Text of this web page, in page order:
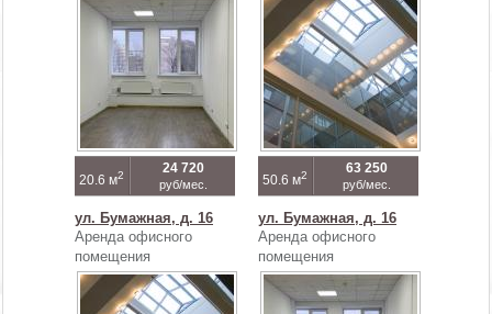
20.6 м2 24 720
руб/мес. 50.6 м2 63 250
руб/мес.
ул. Бумажная, д. 16
Аренда офисного
помещения
ул. Бумажная, д. 16
Аренда офисного
помещения